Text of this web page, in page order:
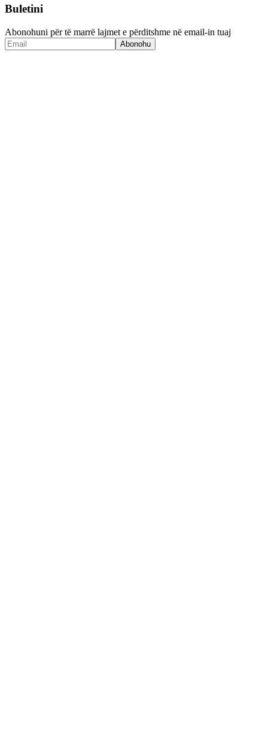
Buletini
Abonohuni për të marrë lajmet e përditshme në email-in tuaj
Abonohu